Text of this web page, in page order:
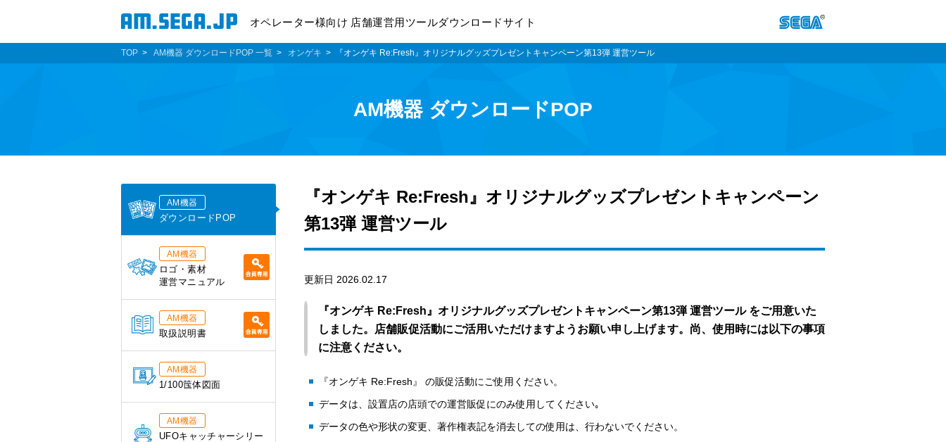
オペレーター様向け 店舗運営用ツールダウンロードサイト
TOP AM機器 ダウンロードPOP 一覧 オンゲキ 『オンゲキ Re:Fresh』オリジナルグッズプレゼントキャンペーン第13弾 運営ツール
AM機器 ダウンロードPOP
『オンゲキ Re:Fresh』オリジナルグッズプレゼントキャンペーン
第13弾 運営ツール
更新日 2026.02.17
『オンゲキ Re:Fresh』オリジナルグッズプレゼントキャンペーン第13弾 運営ツール をご用意いた
しました。店舗販促活動にご活用いただけますようお願い申し上げます。尚、使用時には以下の事項
に注意ください。
『オンゲキ Re:Fresh』 の販促活動にご使用ください。
データは、設置店の店頭での運営販促にのみ使用してください｡
データの色や形状の変更、著作権表記を消去しての使用は、行わないでください。
AM機器
ダウンロードPOP
AM機器
ロゴ・素材
運営マニュアル
AM機器
取扱説明書
AM機器
1/100筺体図面
AM機器
UFOキャッチャーシリー